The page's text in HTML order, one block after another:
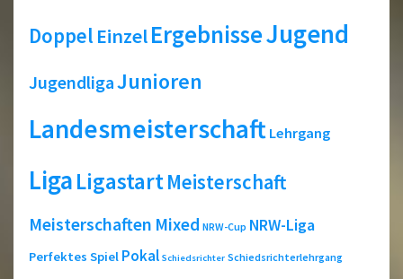
Doppel EinzelErgebnisseJugend
JugendligaJunioren
Landesmeisterschaft Lehrgang
LigaLigastartMeisterschaft
Meisterschaften Mixed NRW-Cup NRW-Liga
Perfektes Spiel Pokal Schiedsrichter Schiedsrichterlehrgang